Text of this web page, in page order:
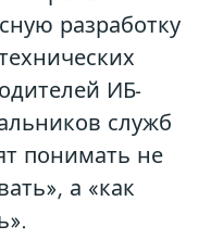
разработку
ИБ-
служб
понимать не
а «как